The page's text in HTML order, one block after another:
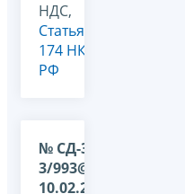
НДС,
Статья
174 НК
РФ
№ СД-36-
3/993@ от
10.02.2026